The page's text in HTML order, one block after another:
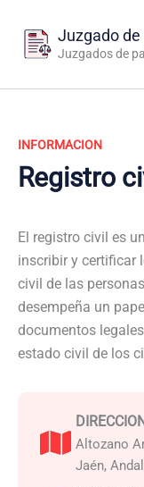
contenido
Juzgado de
Juzgados de
INFORMACION
Registro
El registro civil es
inscribir y certificar
civil de las
desempeña un
documentos
estado civil de los
Altozano
Jaén,